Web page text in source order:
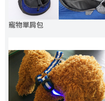
寵物單肩包